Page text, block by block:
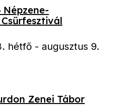
hétfő - augusztus 9.
Zenei Tábor